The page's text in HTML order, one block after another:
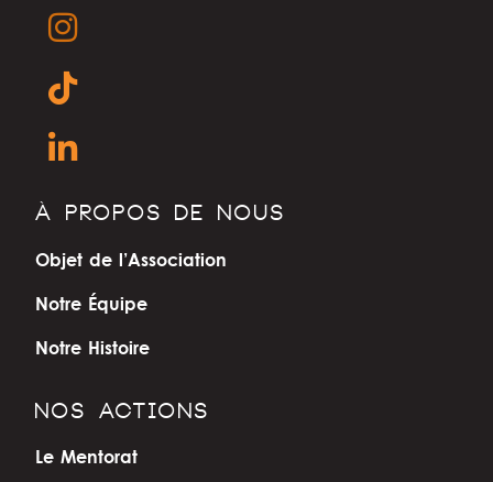
À PROPOS DE NOUS
Objet de l’Association
Notre Équipe
Notre Histoire
NOS ACTIONS
Le Mentorat